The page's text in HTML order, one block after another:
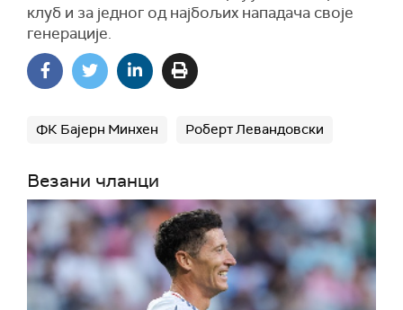
клуб и за једног од најбољих нападача своје
генерације.
ФК Бајерн Минхен Роберт Левандовски
Везани чланци